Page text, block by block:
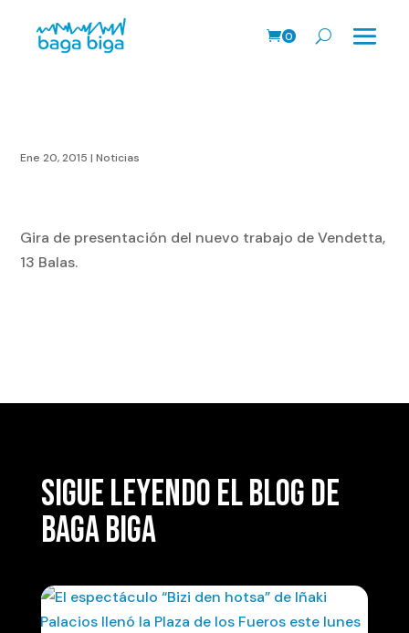
0
Ene 20, 2015 |Noticias
Gira de presentación del nuevo trabajo de Vendetta,
13 Balas.
SIGUE LEYENDO EL BLOG DE
BAGA BIGA